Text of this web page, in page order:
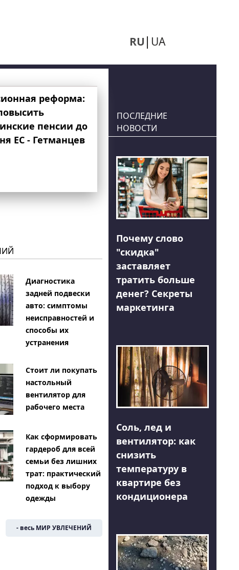
RU UA
реформа:
пенсии до
ЕС - Гетманцев
Диагностика
задней подвески
авто: симптомы
неисправностей и
способы их
устранения
Стоит ли покупать
настольный
вентилятор для
рабочего места
Как сформировать
гардероб для всей
семьи без лишних
трат: практический
подход к выбору
одежды
- весь МИР УВЛЕЧЕНИЙ
ПОСЛЕДНИЕ
НОВОСТИ
Почему слово
"скидка"
заставляет
тратить больше
денег? Секреты
маркетинга
Соль, лед и
вентилятор: как
снизить
температуру в
квартире без
кондиционера